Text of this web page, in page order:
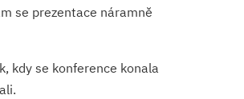
se prezentace náramně
kdy se konference konala